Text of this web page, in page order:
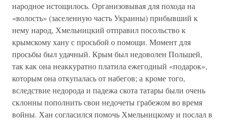
народное истощилось. Организовывая для похода на
«волость» (заселенную часть Украины) прибывший к
нему народ, Хмельницкий отправил посольство к
крымскому хану с просьбой о помощи. Момент для
просьбы был удачный. Крым был недоволен Польшей,
так как она неаккуратно платила ежегодный «подарок»,
которым она откупалась от набегов; а кроме того,
вследствие недорода и падежа скота татары были очень
склонны пополнить свои недочеты грабежом во время
войны. Хан согласился помочь Хмельницкому и послал в